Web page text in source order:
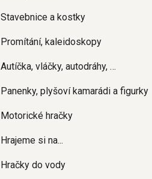
Stavebnice a kostky
Promítání, kaleidoskopy
Autíčka, vláčky, autodráhy, …
Panenky, plyšoví kamarádi a figurky
Motorické hračky
Hrajeme si na...
Hračky do vody